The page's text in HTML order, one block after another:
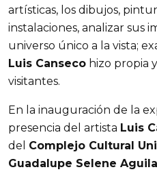
artísticas, los dibujos,
instalaciones, analizar sus
universo único a la vista;
Luis Canseco hizo propia
visitantes.
En la inauguración de la
presencia del artista Luis
del Complejo Cultural
Guadalupe Selene